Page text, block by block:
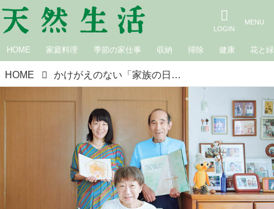
HOME 家庭料理 季節の家仕事 収納 掃除 健康 花と緑
HOME かけがえのない「家族の日常」を絵本に。家族4人の悩みも喜びも“手づくりの絵本”に込めて半世紀。愛で紡ぐ小さな幸せの物語／まちだファミリー